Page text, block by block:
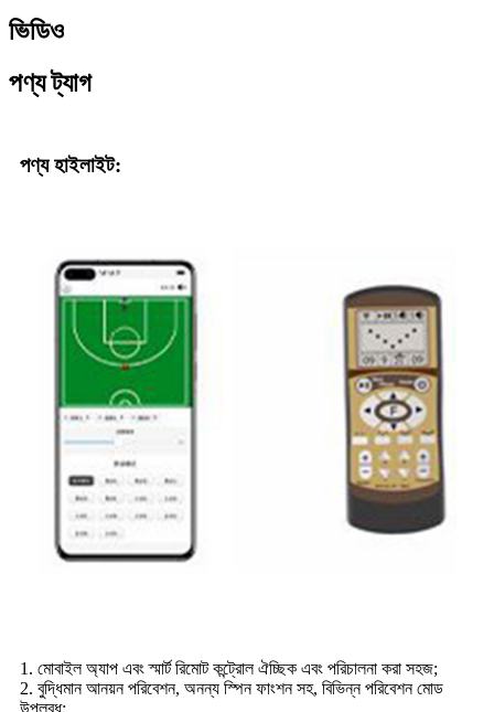
ভিডিও
পণ্য ট্যাগ
পণ্য হাইলাইট:
1. মোবাইল অ্যাপ এবং স্মার্ট রিমোট কন্ট্রোল ঐচ্ছিক এবং পরিচালনা করা সহজ;
2. বুদ্ধিমান আনয়ন পরিবেশন, অনন্য স্পিন ফাংশন সহ, বিভিন্ন পরিবেশন মোড
উপলব্ধ;